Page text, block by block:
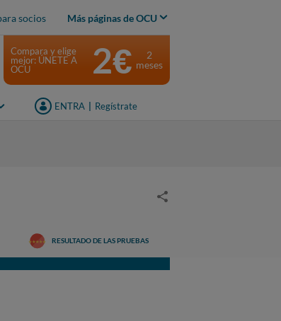
socios Más páginas de OCU
ENTRA Regístrate
Compara y elige
mejor: ÚNETE A
OCU
2€
2
meses
RESULTADO DE LAS PRUEBAS